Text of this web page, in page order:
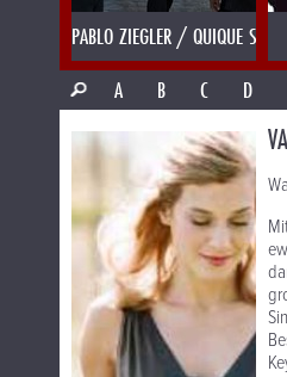
PABLO ZIEGLER / QUIQUE SINESI
A
B C D